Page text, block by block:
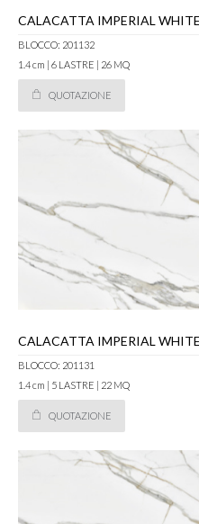
CALACATTA IMPERIAL
BLOCCO: 201132
1.4 cm | 6 LASTRE | 26 MQ
QUOTAZIONE
CALACATTA IMPERIAL
BLOCCO: 201131
1.4 cm | 5 LASTRE | 22 MQ
QUOTAZIONE